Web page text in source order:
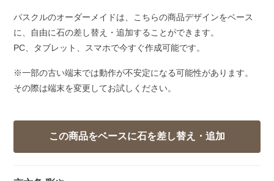
パスクルのオーダーメイドは、こちらの商品デザインをベース
に、自由に石の差し替え・追加することができます。
PC、タブレット、スマホで今すぐ作成可能です。
※一部の古い端末では動作が不安定になる可能性があります。
その際は端末を変更してお試しください。